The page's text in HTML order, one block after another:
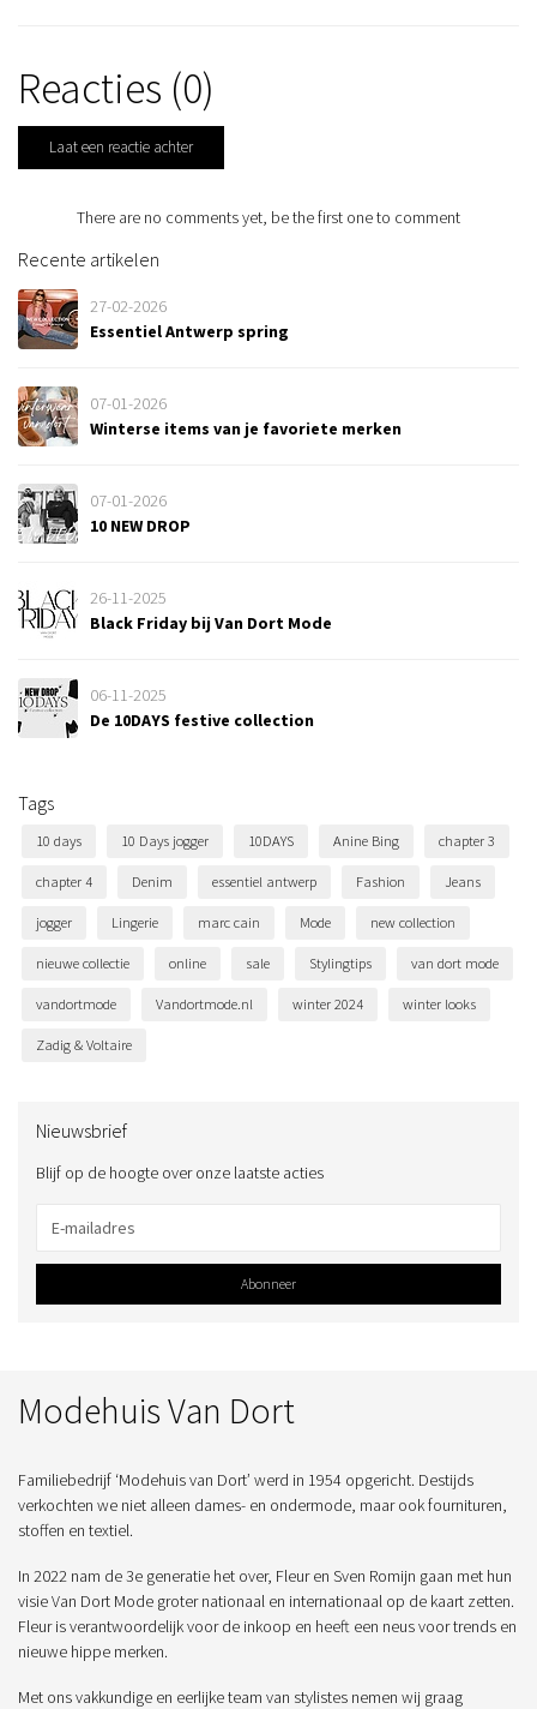
Reacties (0)
Laat een reactie achter
There are no comments yet, be the first one to comment
Recente artikelen
27-02-2026
Essentiel Antwerp spring
07-01-2026
Winterse items van je favoriete merken
07-01-2026
10 NEW DROP
26-11-2025
Black Friday bij Van Dort Mode
06-11-2025
De 10DAYS festive collection
Tags
10 days 10 Days jogger 10DAYS Anine Bing chapter 3
chapter 4 Denim essentiel antwerp Fashion Jeans
jogger Lingerie marc cain Mode new collection
nieuwe collectie online sale Stylingtips van dort mode
vandortmode Vandortmode.nl winter 2024 winter looks
Zadig & Voltaire
Nieuwsbrief
Blijf op de hoogte over onze laatste acties
Abonneer
Modehuis Van Dort
Familiebedrijf ‘Modehuis van Dort’ werd in 1954 opgericht. Destijds
verkochten we niet alleen dames- en ondermode, maar ook fournituren,
stoffen en textiel.
In 2022 nam de 3e generatie het over, Fleur en Sven Romijn gaan met hun
visie Van Dort Mode groter nationaal en internationaal op de kaart zetten.
Fleur is verantwoordelijk voor de inkoop en heeft een neus voor trends en
nieuwe hippe merken.
Met ons vakkundige en eerlijke team van stylistes nemen wij graag